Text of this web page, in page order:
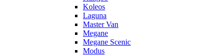
Koleos
Laguna
Master Van
Megane
Megane Scenic
Modus